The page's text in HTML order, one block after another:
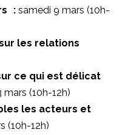
: samedi 9 mars (10h-
les relations
ce qui est délicat
mars (10h-12h)
les acteurs et
(10h-12h)